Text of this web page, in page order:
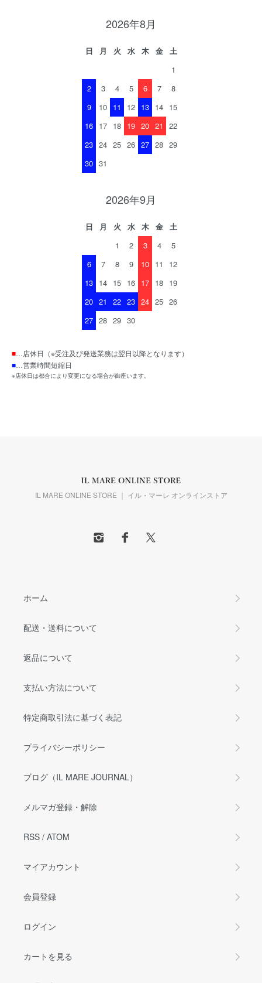
2026年8月
日 月 火 水 木 金
土
1
2
3 4 5 6 7
8
9
10 11 12 13 14 15
16 17 18 19 20 21
22
23 24 25 26 27 28 29
30 31
2026年9月
日 月 火 水 木 金
土
1
2 3 4
5
6
7 8 9 10 11
12
13 14 15 16 17 18 19
20 21 22 23 24 25 26
27 28 29 30
■…店休日（※受注及び発送業務は翌日以降となります）
■…営業時間短縮日
※店休日は都合により変更になる場合が御座います。
IL MARE ONLINE STORE ｜ イル・マーレ オンラインストア
ホーム
配送・送料について
返品について
支払い方法について
特定商取引法に基づく表記
プライバシーポリシー
ブログ（IL MARE JOURNAL）
メルマガ登録・解除
RSS / ATOM
マイアカウント
会員登録
ログイン
カートを見る